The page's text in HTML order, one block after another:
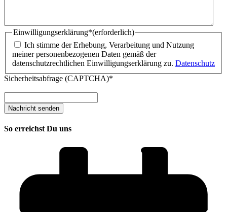
Einwilligungserklärung*(erforderlich)
Ich stimme der Erhebung, Verarbeitung und Nutzung
meiner personenbezogenen Daten gemäß der
datenschutzrechtlichen Einwilligungserklärung zu. Datenschutz
Sicherheitsabfrage (CAPTCHA)*
So erreichst Du uns